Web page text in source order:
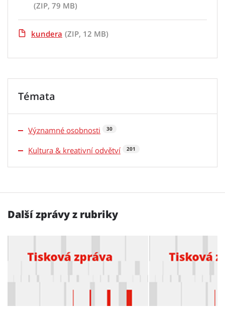
(ZIP, 79 MB)
kundera (ZIP, 12 MB)
Témata
Významné osobnosti 30
Kultura & kreativní odvětví 201
Další zprávy z rubriky